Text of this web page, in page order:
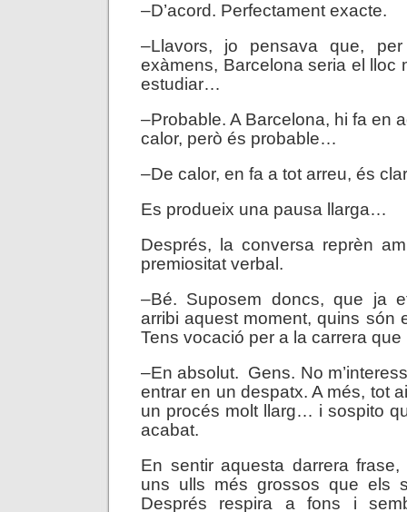
–D’acord. Perfectament exacte.
–Llavors, jo pensava que,
exàmens, Barcelona seria el lloc
estudiar…
–Probable. A Barcelona, hi fa en
calor, però és probable…
–De calor, en fa a tot arreu, és
Es produeix una pausa llarga…
Després, la conversa reprèn
premiositat verbal.
–Bé. Suposem doncs, que ja
arribi aquest moment, quins són
Tens vocació per a la carrera
–En absolut. Gens. No
entrar en un despatx. A més, tot
un procés molt llarg… i sospito
acabat.
En sentir aquesta darrera
uns ulls més grossos que els
Després respira a fons i